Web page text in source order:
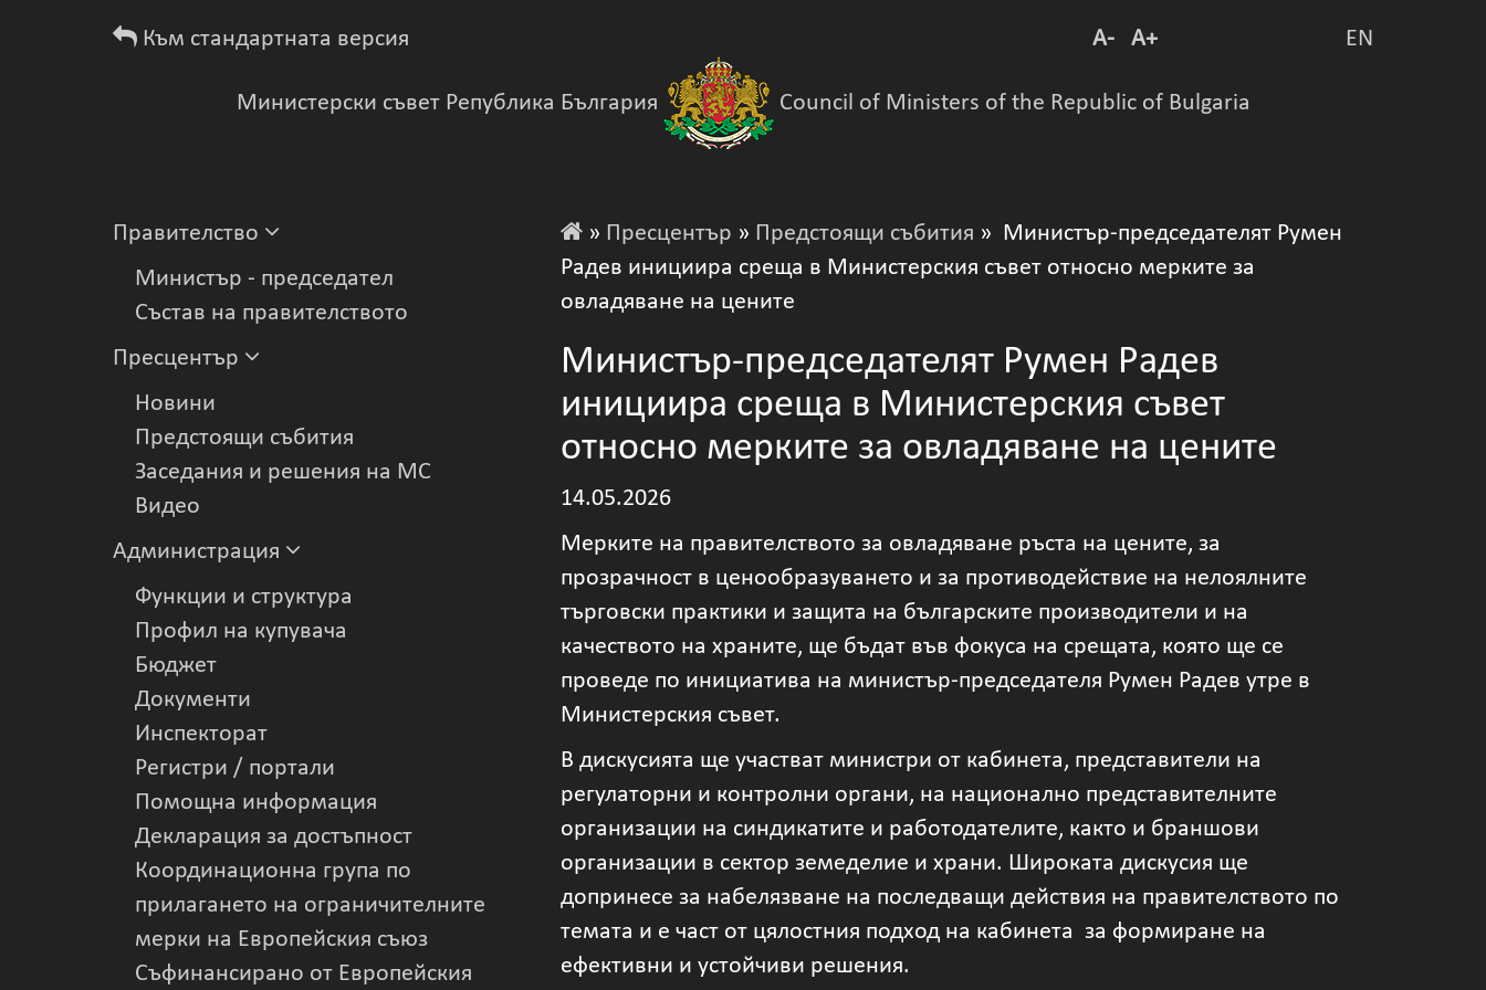
Към стандартната версия A- A+ EN
Министерски съвет Република България Council of Ministers of the Republic of Bulgaria
Правителство
Министър - председател
Състав на правителството
Пресцентър
Новини
Предстоящи събития
Заседания и решения на МС
Видеo
Администрация
Функции и структура
Профил на купувача
Бюджет
Документи
Инспекторат
Регистри / портали
Помощна информация
Декларация за достъпност
Координационна група по
прилагането на ограничителните
мерки на Европейския съюз
Съфинансирано от Европейския
» Пресцентър » Предстоящи събития » Министър-председателят Румен
Радев инициира среща в Министерския съвет относно мерките за
овладяване на цените
Министър-председателят Румен Радев
инициира среща в Министерския съвет
относно мерките за овладяване на цените
14.05.2026
Мерките на правителството за овладяване ръста на цените, за
прозрачност в ценообразуването и за противодействие на нелоялните
търговски практики и защита на българските производители и на
качеството на храните, ще бъдат във фокуса на срещата, която ще се
проведе по инициатива на министър-председателя Румен Радев утре в
Министерския съвет.
В дискусията ще участват министри от кабинета, представители на
регулаторни и контролни органи, на национално представителните
организации на синдикатите и работодателите, както и браншови
организации в сектор земеделие и храни. Широката дискусия ще
допринесе за набелязване на последващи действия на правителството по
темата и е част от цялостния подход на кабинета за формиране на
ефективни и устойчиви решения.